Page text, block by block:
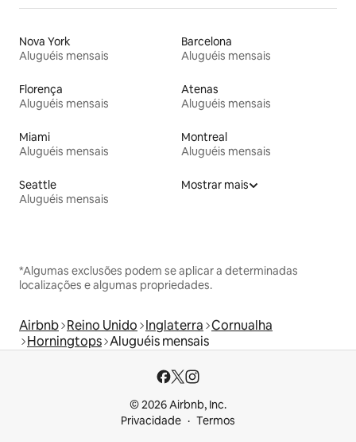
Nova York
Aluguéis mensais
Barcelona
Aluguéis mensais
Florença
Aluguéis mensais
Atenas
Aluguéis mensais
Miami
Aluguéis mensais
Montreal
Aluguéis mensais
Seattle
Aluguéis mensais
Mostrar mais
*Algumas exclusões podem se aplicar a determinadas
localizações e algumas propriedades.
Airbnb Reino Unido Inglaterra Cornualha
Horningtops Aluguéis mensais
© 2026 Airbnb, Inc.
Privacidade
Termos